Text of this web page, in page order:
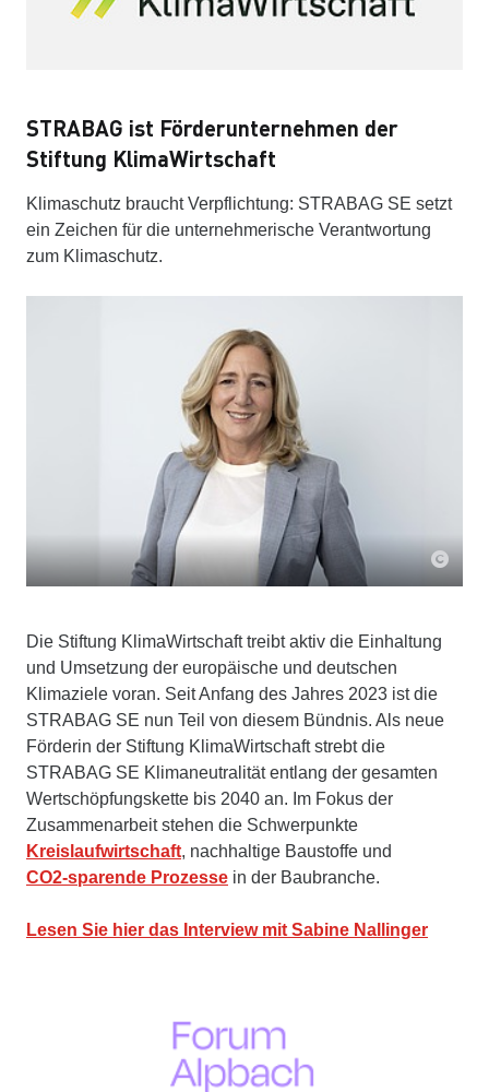
STRABAG ist Förderunternehmen der
Stiftung KlimaWirtschaft
Klimaschutz braucht Verpflichtung: STRABAG SE setzt
ein Zeichen für die unternehmerische Verantwortung
zum Klimaschutz.
Die Stiftung KlimaWirtschaft treibt aktiv die Einhaltung
und Umsetzung der europäische und deutschen
Klimaziele voran. Seit Anfang des Jahres 2023 ist die
STRABAG SE nun Teil von diesem Bündnis. Als neue
Förderin der Stiftung KlimaWirtschaft strebt die
STRABAG SE Klimaneutralität entlang der gesamten
Wertschöpfungskette bis 2040 an. Im Fokus der
Zusammenarbeit stehen die Schwerpunkte
Kreislaufwirtschaft, nachhaltige Baustoffe und
CO2-sparende Prozesse in der Baubranche.
Lesen Sie hier das Interview mit Sabine Nallinger